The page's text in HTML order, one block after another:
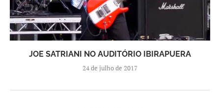
JOE SATRIANI NO AUDITÓRIO IBIRAPUERA
24 de julho de 2017